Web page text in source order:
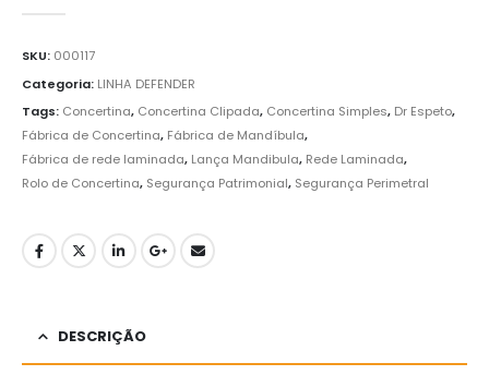
SKU: 000117
Categoria: LINHA DEFENDER
Tags: Concertina, Concertina Clipada, Concertina Simples, Dr Espeto,
Fábrica de Concertina, Fábrica de Mandíbula,
Fábrica de rede laminada, Lança Mandibula, Rede Laminada,
Rolo de Concertina, Segurança Patrimonial, Segurança Perimetral
DESCRIÇÃO